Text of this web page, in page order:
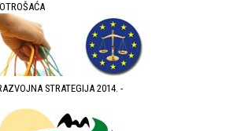
STRATEGIJA 2014. -